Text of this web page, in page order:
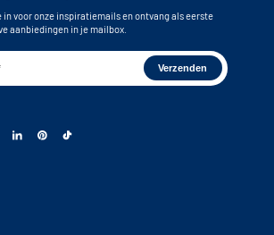
voor onze inspiratiemails en ontvang als eerste
aanbiedingen in je mailbox.